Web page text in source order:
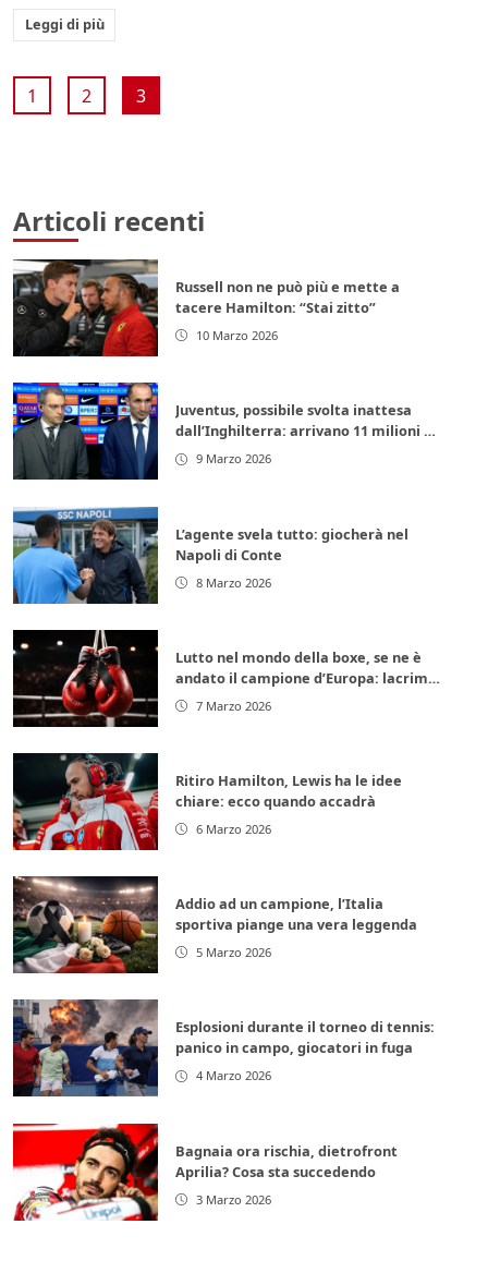
Leggi di più
1 2 3
Articoli recenti
Russell non ne può più e mette a
tacere Hamilton: “Stai zitto”
10 Marzo 2026
Juventus, possibile svolta inattesa
dall’Inghilterra: arrivano 11 milioni di
euro subito
9 Marzo 2026
L’agente svela tutto: giocherà nel
Napoli di Conte
8 Marzo 2026
Lutto nel mondo della boxe, se ne è
andato il campione d’Europa: lacrime
per la leggenda italiana
7 Marzo 2026
Ritiro Hamilton, Lewis ha le idee
chiare: ecco quando accadrà
6 Marzo 2026
Addio ad un campione, l’Italia
sportiva piange una vera leggenda
5 Marzo 2026
Esplosioni durante il torneo di tennis:
panico in campo, giocatori in fuga
4 Marzo 2026
Bagnaia ora rischia, dietrofront
Aprilia? Cosa sta succedendo
3 Marzo 2026